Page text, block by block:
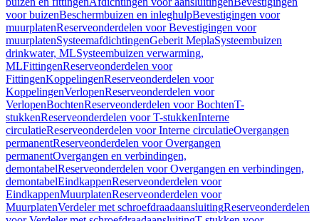
voor buizenBeschermbuizen en inleghulpBevestigingen voor
muurplatenReserveonderdelen voor Bevestigingen voor
muurplatenSysteemafdichtingenGeberit MeplaSysteembuizen
drinkwater, MLSysteembuizen verwarming,
MLFittingenReserveonderdelen voor
FittingenKoppelingenReserveonderdelen voor
KoppelingenVerlopenReserveonderdelen voor
VerlopenBochtenReserveonderdelen voor BochtenT-
stukkenReserveonderdelen voor T-stukkenInterne
circulatieReserveonderdelen voor Interne circulatieOvergangen
permanentReserveonderdelen voor Overgangen
permanentOvergangen en verbindingen,
demontabelReserveonderdelen voor Overgangen en verbindingen,
demontabelEindkappenReserveonderdelen voor
EindkappenMuurplatenReserveonderdelen voor
MuurplatenVerdeler met schroefdraadaansluitingReserveonderdelen